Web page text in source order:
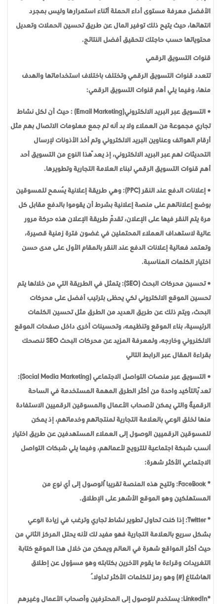
الأفضل معرفة مستوى أداء الحملة أثناء استمرارها وليس بمجرد
انتهائها، حيث يتيح ذلك توفير المال عن طريق تحسين الحملات وتعديل
محتوياتها حسب حاجتك لتحقيق أفضل النتائج.
قنوات التسويق الرقمي
تتعدد قنوات التسويق الرقمي وتختلف باختلاف استخداماتها والهدف
منها، وفيما يلي أهم قنوات التسويق الرقمي:
• التسويق عبر البريد الالكتروني(Email Marketing) : حيث أن لكل نشاط
تجاري مجموعة من العملاء ولا بد أنه تم جمع معلومات الاتصال بهم مثل
أرقام الهواتف وعناوين البريد الالكتروني وتم أخذ الأذونات لإرسال
التحديثات لهم عبر البريد الالكتروني، إذ يعدّ هذا النوع من التسويق أحد
أهم قنوات التسويق الرقمي لبناء العلامة التجارية وتطويرها.
• إعلانات الدفع عند النقر (PPC): وهي طريقة إعلانية يُسمح للمسوقين
بوضع إعلاناتهم على منصة إعلانية بشرط أن يقوموا بالدفع مقابل كل
مرة يتم النقر فيها على الإعلان، تقدّم طريقة الإعلان هذه حركة مرور
عالية لاستهداف العملاء المحتملين في غضون فترة زمنية قصيرة،
وتعتمد فعالية إعلانات الدفع عند النقر بالمقام الأول على مدى حسن
اختيار الكلمات المناسبة.
• تحسين محركات البحث (SEO): يتمثل في الطريقة التي من خلالها يتم
تحسين الموقع الالكتروني لكي يحظى بترتيب أفضل على محركات
البحث، ويتم ذلك عن طريق العديد من الطرق مثل تحسين الكلمات
الرئيسية، بناء الموقع وتنظيمه، وتحسينات أخرى داخل صفحات الموقع
الالكنروني وخارجه، ولمعرفة المزيد عن محركات البحث SEO ننصحك
بقراءة المقال عبر الرابط التالي
• التسويق عبر منصات التواصل الاجتماعي (Social Media Marketing):
تعدّ بالتأكيد واحدة من أكثر الطرق المهمة المستخدمة في الساحة
الرقميّة والتي يمكن لأصحاب الأعمال والمسوقين الرقميين الاستفادة
منها لخلق الوعي بالعلامة التجارية لمنتجاتهم وخدماتهم، إذ يمكن
للمسوقين الرقميين الوصول إلى العملاء المستهدفين عن طريق اختيار
أنسب شبكة اجتماعية للترويج لأعمالهم، وفيما يلي شبكات التواصل
الاجتماعي الأكثر شهرة:
* FaceBook: وتتيح هذه المنصة تقريباً الوصول إلى أي نوع من
المستهلكين وهو الموقع الأشهر على الإطلاق.
* Twitter: إذا كنت تحاول تطوير نشاط تجاري وترغب في زيادة الوعي
بشكل سريع بالعلامة التجارية فهو مفيد لك لأنه يحتل المركز الثاني من
حيث أكثر المواقع شهرة في العالم ويمكن من خلال هذا الموقع كتابة
التغريدات وقراءة ما يقوم الآخرين بكتابته وهو مسؤول عن إطلاق
الهاشتاغ (#) وهو رمز للكلمات الأكثر تداولاُ.
*LinkedIn: يستخدم للوصول إلى المحترفين وأصحاب الأعمال وغيرهم